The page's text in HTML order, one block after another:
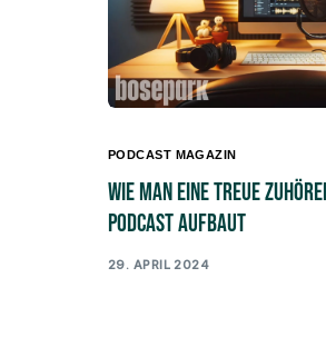
PODCAST MAGAZIN
Wie man eine treue
Podcast aufbaut
29. APRIL 2024